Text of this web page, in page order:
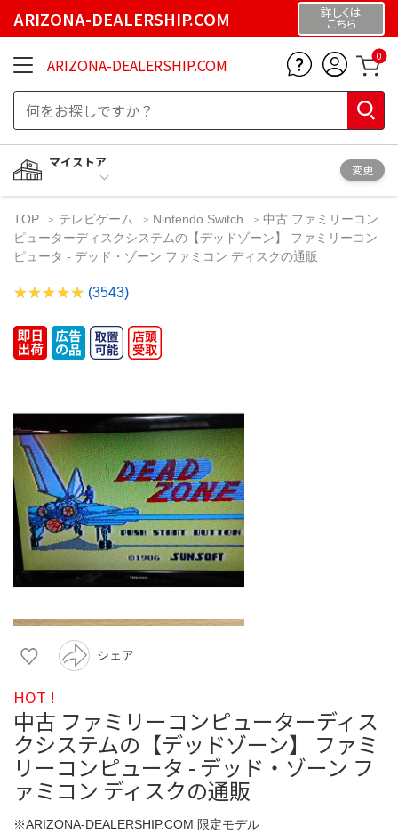
ARIZONA-DEALERSHIP.COM 詳しくは
こちら
ARIZONA-DEALERSHIP.COM 0
マイストア
変更
TOP テレビゲーム Nintendo Switch
中古 ファミリーコン
ピューターディスクシステムの【デッドゾーン】 ファミリーコン
ピュータ - デッド・ゾーン ファミコン ディスクの通販
(3543)
シェア
HOT !
中古 ファミリーコンピューターディス
クシステムの【デッドゾーン】 ファミ
リーコンピュータ - デッド・ゾーン フ
ァミコン ディスクの通販
※ARIZONA-DEALERSHIP.COM 限定モデル